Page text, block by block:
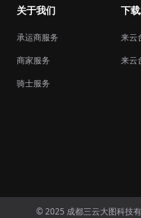
关于我们
承运商服务
商家服务
骑士服务
下
来云
来云
© 2025 成都三云大图科技